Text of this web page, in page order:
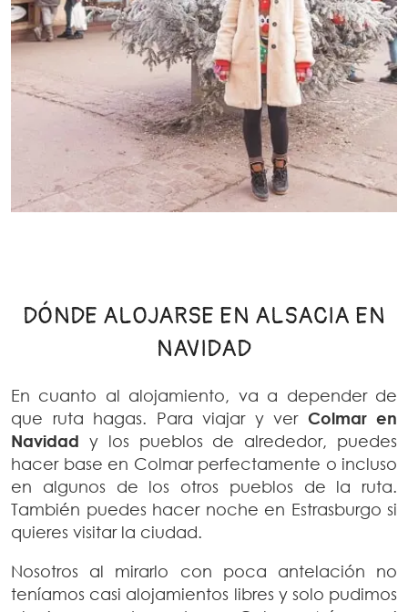
DÓNDE ALOJARSE EN ALSACIA EN
NAVIDAD
En cuanto al alojamiento, va a depender de
que ruta hagas. Para viajar y ver Colmar en
Navidad y los pueblos de alrededor, puedes
hacer base en Colmar perfectamente o incluso
en algunos de los otros pueblos de la ruta.
También puedes hacer noche en Estrasburgo si
quieres visitar la ciudad.
Nosotros al mirarlo con poca antelación no
teníamos casi alojamientos libres y solo pudimos